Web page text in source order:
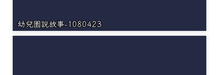
幼兒園說故事-1080423